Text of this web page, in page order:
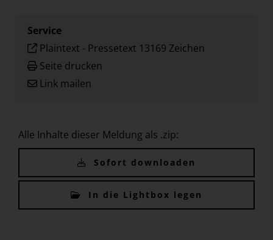
Service
Plaintext - Pressetext 13169 Zeichen
Seite drucken
Link mailen
Alle Inhalte dieser Meldung als .zip:
Sofort downloaden
In die Lightbox legen